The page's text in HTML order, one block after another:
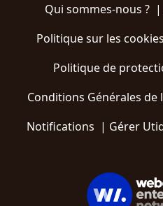
Qui sommes-nous ?|
Politique sur les
Politique de
Conditions Générales
Notifications | Gérer